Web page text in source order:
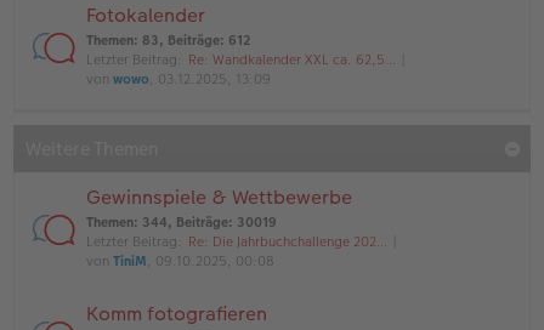
Fotokalender
Themen: 83, Beiträge: 612
Letzter Beitrag: Re: Wandkalender XXL ca. 62,5…
von wowo, 03.12.2025, 13:09
Gewinnspiele & Wettbewerbe
Themen: 344, Beiträge: 30019
Letzter Beitrag: Re: Die Jahrbuchchallenge 202…
von TiniM, 09.10.2025, 00:08
Komm fotografieren